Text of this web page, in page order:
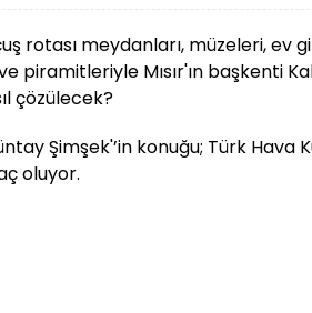
rotası meydanları, müzeleri, ev
piramitleriyle Mısır'ın başkenti
çözülecek?
Şimşek'’in konuğu; Türk Hava
oluyor.